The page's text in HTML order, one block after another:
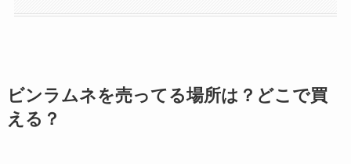
ビンラムネを売ってる場所は？どこで買
える？